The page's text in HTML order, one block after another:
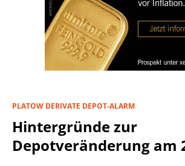
PLATOW DERIVATE DEPOT-ALARM
Hintergründe zur
Depotveränderung am